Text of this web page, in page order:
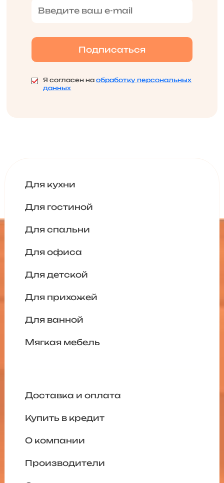
Я согласен наобработку персональных
данных
Для кухни
Для гостиной
Для спальни
Для офиса
Для детской
Для прихожей
Для ванной
Мягкая мебель
Доставка и оплата
Купить в кредит
О компании
Производители